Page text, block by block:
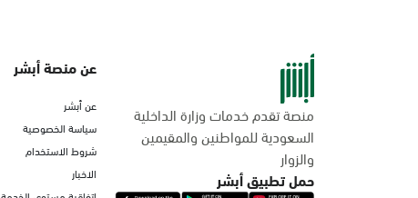
منصة تقدم خدمات وزارة الداخلية
السعودية للمواطنين والمقيمين
والزوار
حمل تطبيق أبشر
عن منصة أبشر
عن أبشر
سياسة الخصوصية
شروط الاستخدام
الاخبار